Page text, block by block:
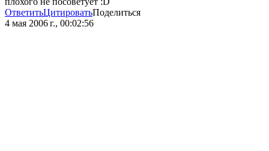
ОтветитьЦитироватьПоделиться
4 мая 2006 г., 00:02:56